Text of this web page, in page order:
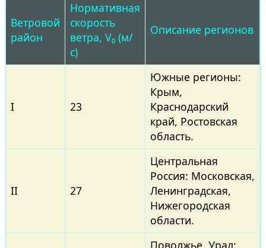
Ветровой
район
Нормативная
скорость
ветра, V₀ (м/
с)
Описание регионов
I 23
Южные регионы:
Крым,
Краснодарский
край, Ростовская
область.
II 27
Центральная
Россия: Московская,
Ленинградская,
Нижегородская
области.